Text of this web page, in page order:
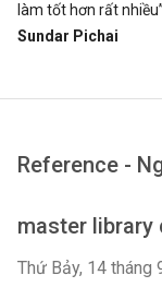
làm tốt hơn rất
Sundar Pichai
Reference -
master library
Thứ Bảy, 14 tháng